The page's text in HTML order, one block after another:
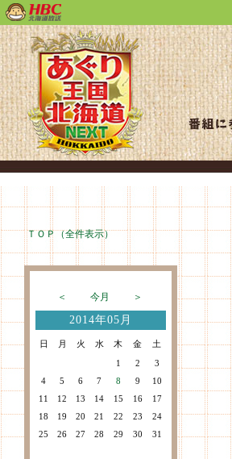
ＴＯＰ（全件表示）
＜ 今月 ＞
2014年05月
日 月 火 水 木 金
土
1
2
3
4
5 6 7 8 9
10
11
12 13 14 15 16
17
18
19 20 21 22 23
24
25
26 27 28 29 30 31